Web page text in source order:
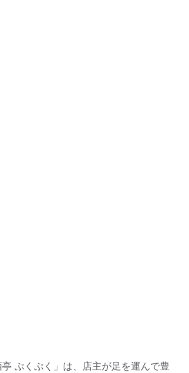
ぷくぷく」は、店主が足を運んで豊